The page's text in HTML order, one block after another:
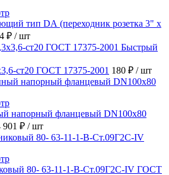
тип DА (переходник розетка 3" х
₽ / шт
Быстрый
ст20 ГОСТ 17375-2001 180 ₽ / шт
напорный фланцевый DN100х80
901 ₽ / шт
80- 63-11-1-B-Ст.09Г2С-IV ГОСТ